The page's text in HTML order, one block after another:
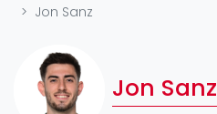
Padel-Marken
Verschiedenes
Veranstaltungen
Jon Sanz
Jon Sanz